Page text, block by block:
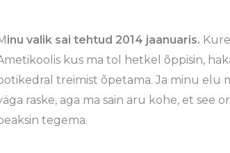
inu valik sai tehtud 2014 jaanuaris.
kus ma tol hetkel õppisin,
treimist õpetama. Ja minu elu
raske, aga ma sain aru kohe, et see
tegema.